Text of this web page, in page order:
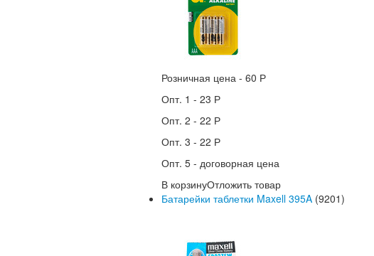
Розничная цена - 60 Р
Опт. 1 - 23 Р
Опт. 2 - 22 Р
Опт. 3 - 22 Р
Опт. 5 - договорная цена
В корзинуОтложить товар
Батарейки таблетки Maxell 395A (9201)